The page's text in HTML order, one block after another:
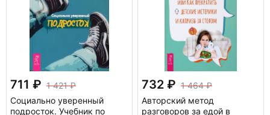
711
1 421
Социально уверенный
подросток. Учебник по
732
1 464
Авторский метод
разговоров за едой в